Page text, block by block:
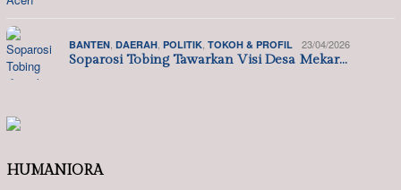
BANTEN, DAERAH, POLITIK, TOKOH & PROFIL 23/04/2026
Soparosi Tobing Tawarkan Visi Desa Mekar…
HUMANIORA